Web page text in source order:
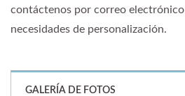
contáctenos por correo
necesidades de personalización.
GALERÍA DE FOTOS